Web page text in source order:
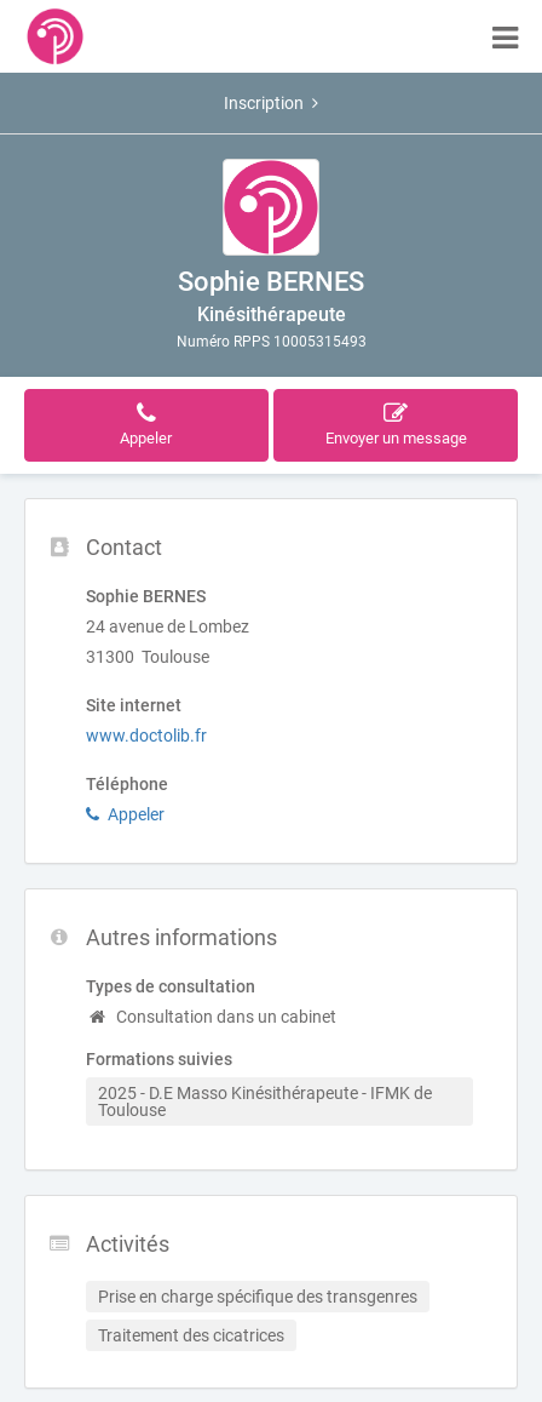
Inscription
Sophie BERNES
Kinésithérapeute
Numéro RPPS 10005315493
Appeler Envoyer un message
Contact
Sophie BERNES
24 avenue de Lombez
31300 Toulouse
Site internet
www.doctolib.fr
Téléphone
Appeler
Autres informations
Types de consultation
Consultation dans un cabinet
Formations suivies
2025 - D.E Masso Kinésithérapeute - IFMK de
Toulouse
Activités
Prise en charge spécifique des transgenres
Traitement des cicatrices